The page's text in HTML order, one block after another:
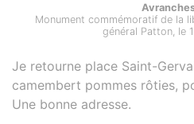
Monument commémoratif de la
général Patton, le
Je retourne place Saint-
camembert pommes rôties,
Une bonne adresse.